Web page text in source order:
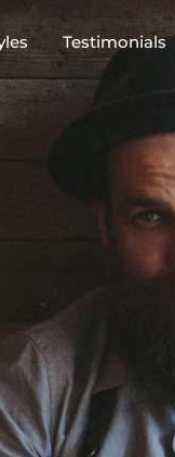
Testimonials